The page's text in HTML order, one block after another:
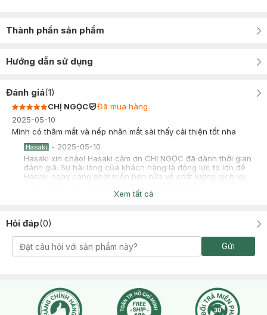
Thành phần sản phẩm
Hướng dẫn sử dụng
Đánh giá(1)
CHỊ NGỌC
Đã mua hàng
2025-05-10
Mình có thâm mắt và nếp nhăn mắt sài thấy cải thiện tốt nha
Hasaki - 2025-05-10
Hasaki xin chào! Hasaki cảm ơn CHỊ NGỌC đã dành thời gian
đánh giá. Sự hài lòng của khách hàng là động lực to lớn để
Hasaki ngày càng phát triển hơn nữa về chất lượng dịch vụ.
Xem tất cả
Hỏi đáp(0)
Gửi